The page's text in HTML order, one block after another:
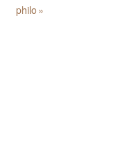
philo »